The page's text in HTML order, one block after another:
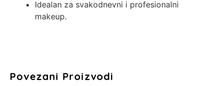
Idealan za svakodnevni i profesionalni
makeup.
Povezani Proizvodi